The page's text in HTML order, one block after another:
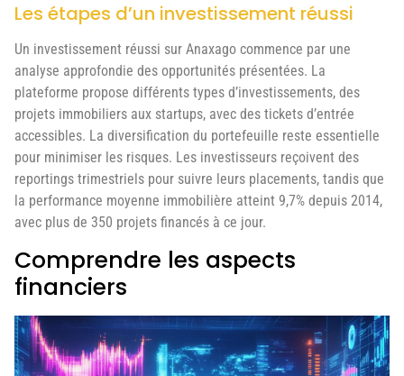
Les étapes d’un investissement réussi
Un investissement réussi sur Anaxago commence par une
analyse approfondie des opportunités présentées. La
plateforme propose différents types d’investissements, des
projets immobiliers aux startups, avec des tickets d’entrée
accessibles. La diversification du portefeuille reste essentielle
pour minimiser les risques. Les investisseurs reçoivent des
reportings trimestriels pour suivre leurs placements, tandis que
la performance moyenne immobilière atteint 9,7% depuis 2014,
avec plus de 350 projets financés à ce jour.
Comprendre les aspects
financiers